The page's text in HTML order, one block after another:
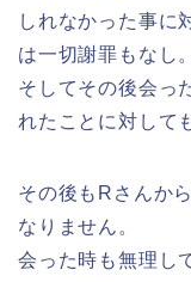
しれなかった事に
は一切謝罪もなし。
そしてその後会っ
れたことに対して
その後もRさんか
なりません。
会った時も無理し